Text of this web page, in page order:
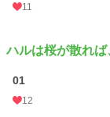
11
ハルは桜が散れ
01
12